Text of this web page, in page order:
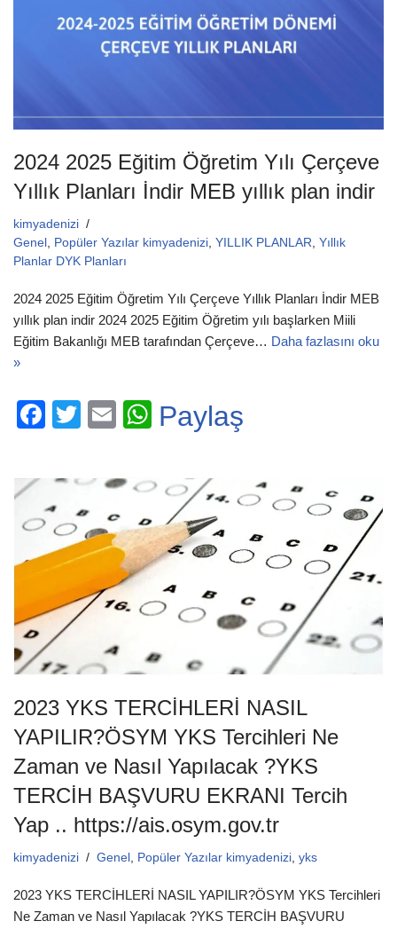
2024 2025 Eğitim Öğretim Yılı Çerçeve
Yıllık Planları İndir MEB yıllık plan indir
kimyadenizi
Genel Popüler Yazılar kimyadenizi YILLIK PLANLAR Yıllık
Planlar DYK Planları
2024 2025 Eğitim Öğretim Yılı Çerçeve Yıllık Planları İndir MEB
yıllık plan indir 2024 2025 Eğitim Öğretim yılı başlarken Miili
Eğitim Bakanlığı MEB tarafından Çerçeve… Daha fazlasını oku
»
F
c
e
b
o
k
T
tt
er
E
ail
W
s
A
p
p
Paylaş
2023 YKS TERCİHLERİ NASIL
YAPILIR?ÖSYM YKS Tercihleri Ne
Zaman ve Nasıl Yapılacak ?YKS
TERCİH BAŞVURU EKRANI Tercih
Yap .. https://ais.osym.gov.tr
kimyadenizi Genel , Popüler Yazılar kimyadenizi, yks
2023 YKS TERCİHLERİ NASIL YAPILIR?ÖSYM YKS Tercihleri
Ne Zaman ve Nasıl Yapılacak ?YKS TERCİH BAŞVURU